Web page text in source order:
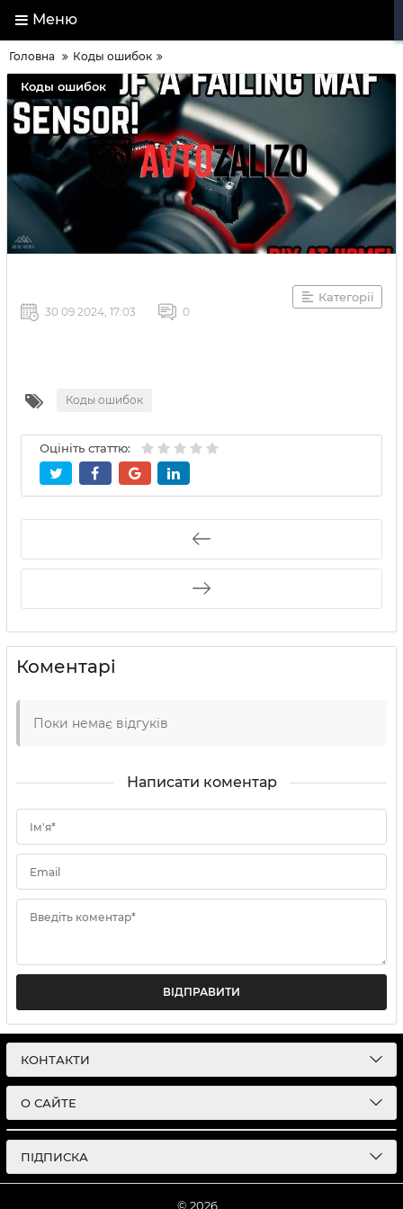
Меню
Головна Коды ошибок
Коды ошибок
Категорії
30 09 2024, 17:03 0
Коды ошибок
Оцініть статтю:
Коментарі
Поки немає відгуків
Написати коментар
Ім'я*
Email
Введіть коментар*
ВІДПРАВИТИ
КОНТАКТИ
О САЙТЕ
ПІДПИСКА
© 2026